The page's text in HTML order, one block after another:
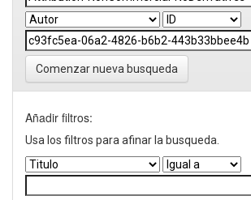
Comenzar nueva busqueda
Añadir filtros:
Usa los filtros para afinar la busqueda.